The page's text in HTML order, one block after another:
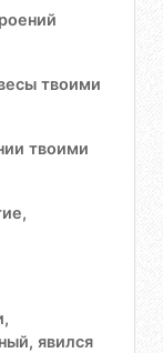
твоими
твоими
явился